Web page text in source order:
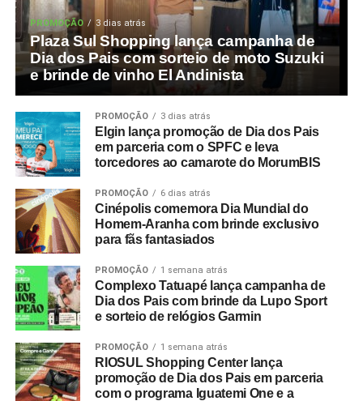
PROMOÇÃO 3 dias atrás
Plaza Sul Shopping lança campanha de
Dia dos Pais com sorteio de moto Suzuki
e brinde de vinho El Andinista
PROMOÇÃO 3 dias atrás
Elgin lança promoção de Dia dos Pais
em parceria com o SPFC e leva
torcedores ao camarote do MorumBIS
PROMOÇÃO 6 dias atrás
Cinépolis comemora Dia Mundial do
Homem-Aranha com brinde exclusivo
para fãs fantasiados
PROMOÇÃO 1 semana atrás
Complexo Tatuapé lança campanha de
Dia dos Pais com brinde da Lupo Sport
e sorteio de relógios Garmin
PROMOÇÃO 1 semana atrás
RIOSUL Shopping Center lança
promoção de Dia dos Pais em parceria
com o programa Iguatemi One e a